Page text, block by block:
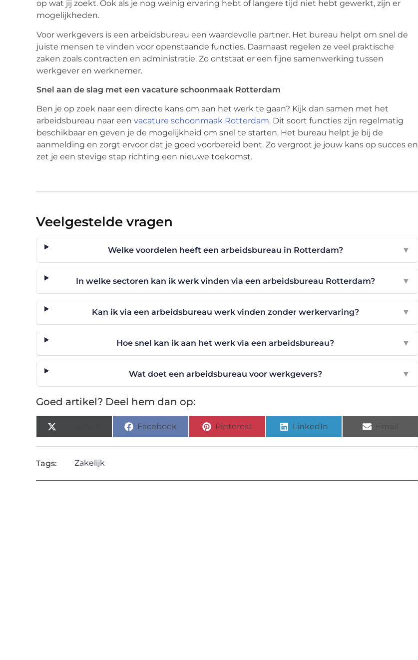
op wat jij zoekt. Ook als je nog weinig ervaring hebt of langere tijd niet hebt gewerkt, zijn er
mogelijkheden.
Voor werkgevers is een arbeidsbureau een waardevolle partner. Het bureau helpt om snel de
juiste mensen te vinden voor openstaande functies. Daarnaast regelen ze veel praktische
zaken zoals contracten en administratie. Zo ontstaat er een fijne samenwerking tussen
werkgever en werknemer.
Snel aan de slag met een vacature schoonmaak Rotterdam
Ben je op zoek naar een directe kans om aan het werk te gaan? Kijk dan samen met het
arbeidsbureau naar een vacature schoonmaak Rotterdam. Dit soort functies zijn regelmatig
beschikbaar en geven je de mogelijkheid om snel te starten. Het bureau helpt je bij de
aanmelding en zorgt ervoor dat je goed voorbereid bent. Zo vergroot je jouw kans op succes en
zet je een stevige stap richting een nieuwe toekomst.
Veelgestelde vragen
Welke voordelen heeft een arbeidsbureau in Rotterdam? ▼
In welke sectoren kan ik werk vinden via een arbeidsbureau Rotterdam? ▼
Kan ik via een arbeidsbureau werk vinden zonder werkervaring? ▼
Hoe snel kan ik aan het werk via een arbeidsbureau? ▼
Wat doet een arbeidsbureau voor werkgevers? ▼
Goed artikel? Deel hem dan op:
Facebook Pinterest LinkedIn
Tags: Zakelijk